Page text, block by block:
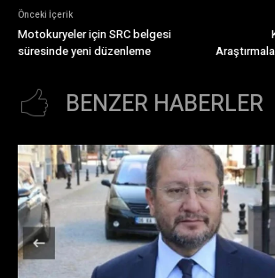
Önceki İçerik
Motokuryeler için SRC belgesi
süresinde yeni düzenleme
BENZER HABERLER